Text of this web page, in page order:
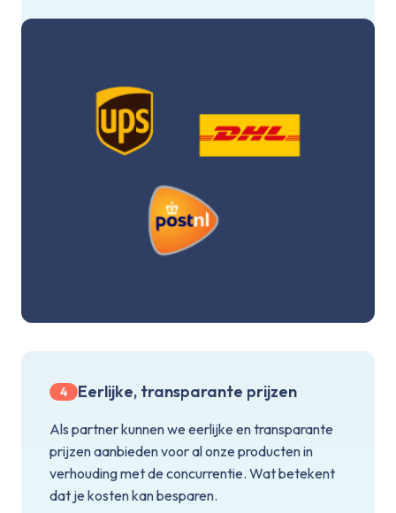
4 Eerlijke, transparante prijzen
Als partner kunnen we eerlijke en transparante
prijzen aanbieden voor al onze producten in
verhouding met de concurrentie. Wat betekent
dat je kosten kan besparen.